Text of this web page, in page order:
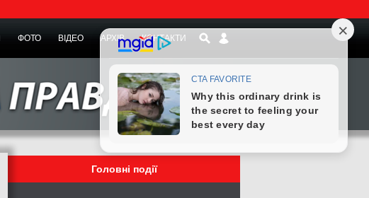
ФОТО ВІДЕО АРХІВ КОНТАКТИ
Головні події